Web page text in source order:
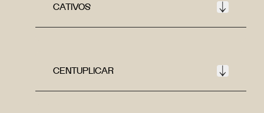
CATIVOS
CENTUPLICAR